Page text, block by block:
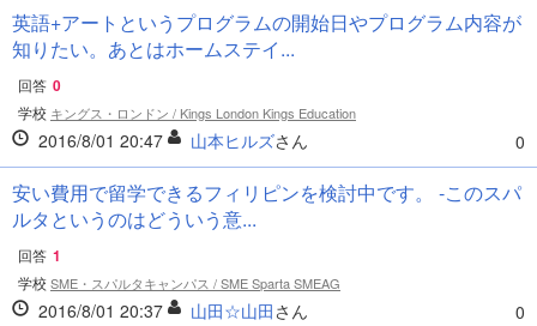
英語+アートというプログラムの開始日やプログラム内容が
知りたい。あとはホームステイ...
回答 0
学校 キングス・ロンドン / Kings London Kings Education
2016/8/01 20:47 山本ヒルズさん 0
安い費用で留学できるフィリピンを検討中です。 -このスパ
ルタというのはどういう意...
回答 1
学校SME・スパルタキャンパス / SME Sparta SMEAG
2016/8/01 20:37 山田☆山田さん 0